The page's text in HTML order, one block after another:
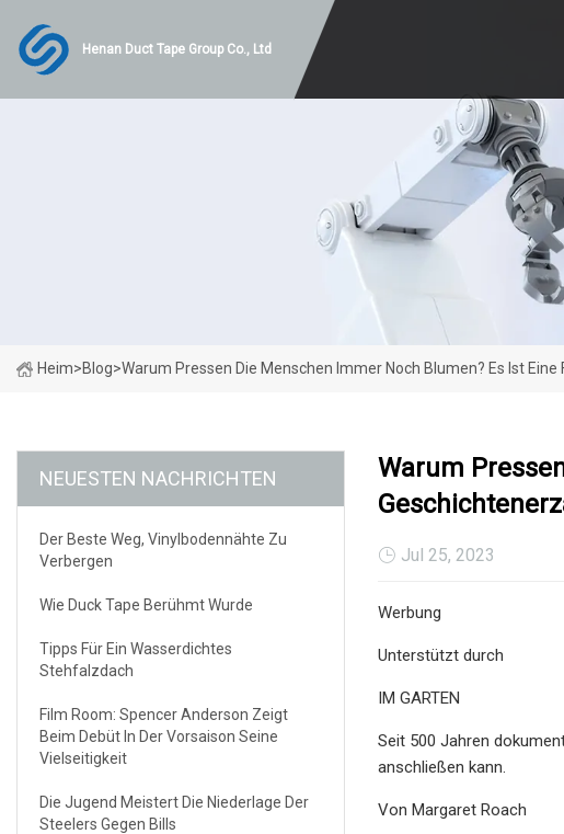
Henan Duct Tape Group Co., Ltd
Heim>Blog>Warum Pressen Die Menschen Immer Noch Blumen? Es Ist Eine
NEUESTEN NACHRICHTEN
Der Beste Weg, Vinylbodennähte Zu
Verbergen
Wie Duck Tape Berühmt Wurde
Tipps Für Ein Wasserdichtes
Stehfalzdach
Film Room: Spencer Anderson Zeigt
Beim Debüt In Der Vorsaison Seine
Vielseitigkeit
Die Jugend Meistert Die Niederlage Der
Steelers Gegen Bills
Warum
Jul 25, 2023
Werbung
Unterstützt durch
IM GARTEN
Seit 500 Jahren
anschließen kann.
Von Margaret Roach